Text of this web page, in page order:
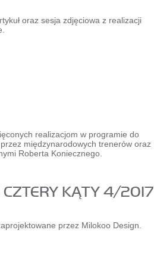
oraz sesja zdjęciowa z realizacji
realizacjom w programie do
międzynarodowych trenerów oraz
Roberta Koniecznego.
CZTERY KĄTY 4/2017
przez Milokoo Design.